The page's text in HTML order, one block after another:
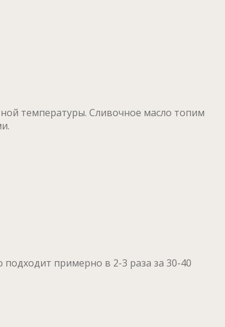
температуры. Сливочное масло топим
подходит примерно в 2-3 раза за 30-40